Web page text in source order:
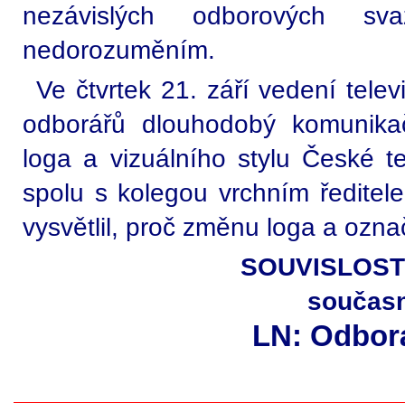
nezávislých odborových
nedorozuměním.
Ve čtvrtek 21. září vedení
odborářů dlouhodobý
loga a vizuálního stylu České
spolu s kolegou vrchním
vysvětlil, proč změnu loga a
LN: